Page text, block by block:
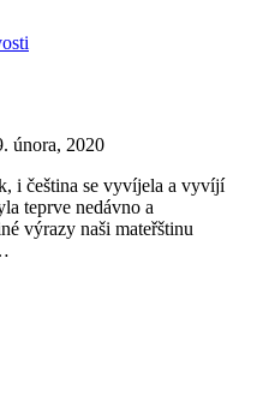
února, 2020
i čeština se vyvíjela a vyvíjí
teprve nedávno a
výrazy naši mateřštinu